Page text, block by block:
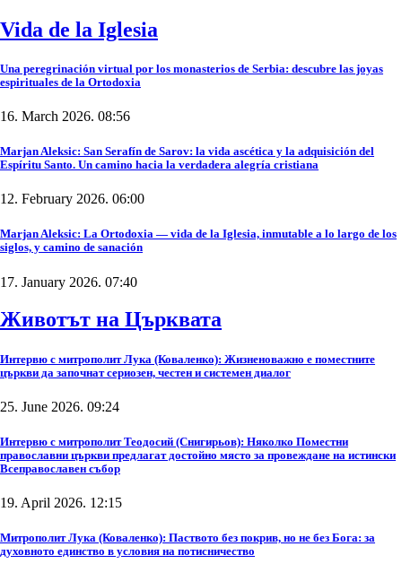
Vida de la Iglesia
Una peregrinación virtual por los monasterios de Serbia: descubre las joyas
espirituales de la Ortodoxia
16. March 2026. 08:56
Marjan Aleksic: San Serafín de Sarov: la vida ascética y la adquisición del
Espíritu Santo. Un camino hacia la verdadera alegría cristiana
12. February 2026. 06:00
Marjan Aleksic: La Ortodoxia — vida de la Iglesia, inmutable a lo largo de los
siglos, y camino de sanación
17. January 2026. 07:40
Животът на Църквата
Интервю с митрополит Лука (Коваленко): Жизненоважно е поместните
църкви да започнат сериозен, честен и системен диалог
25. June 2026. 09:24
Интервю с митрополит Теодосий (Снигирьов): Няколко Поместни
православни църкви предлагат достойно място за провеждане на истински
Всеправославен събор
19. April 2026. 12:15
Митрополит Лука (Коваленко): Паството без покрив, но не без Бога: за
духовното единство в условия на потисничество